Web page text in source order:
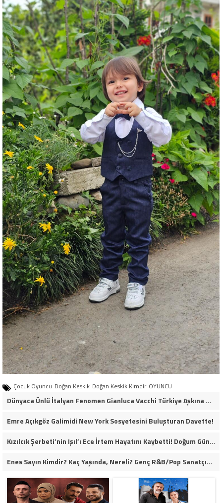
Çocuk Oyuncu Doğan Keskik Doğan Keskik Kimdir OYUNCU
Dünyaca Ünlü İtalyan Fenomen Gianluca Vacchi Türkiye Aşkına Geliyor!
Emre Açıkgöz Galimidi New York Sosyetesini Buluşturan Davette!
Kızılcık Şerbeti’nin Işıl’ı Ece İrtem Hayatını Kaybetti! Doğum Gününün Ertesi Günü Kahreden Ölüm…
Enes Sayın Kimdir? Kaç Yaşında, Nereli? Genç R&B/Pop Sanatçısı Müzik Yolculuğuyla Dikkat Çekiyor